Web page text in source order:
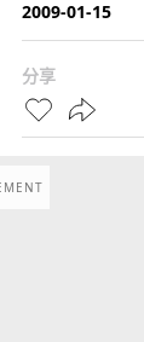
2009-01-15
分享